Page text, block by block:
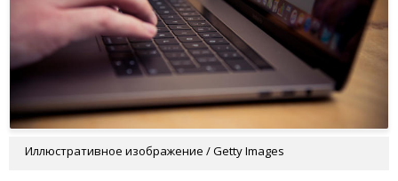
Иллюстративное изображение / Getty Images